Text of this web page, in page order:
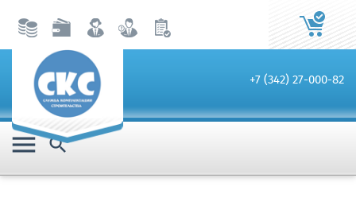
+7 (342) 27-000-82
 